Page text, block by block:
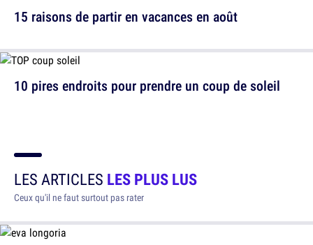
15 raisons de partir en vacances en août
10 pires endroits pour prendre un coup de soleil
LES ARTICLES LES PLUS LUS
Ceux qu'il ne faut surtout pas rater